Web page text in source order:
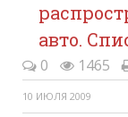
авто.
0 1465
10 ИЮЛЯ 2009